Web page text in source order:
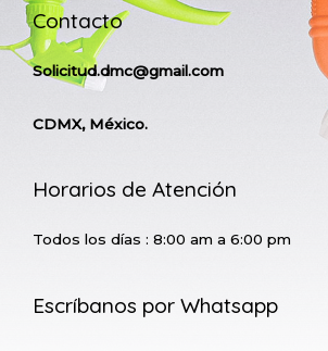
Contacto
Solicitud.dmc@gmail.com
CDMX, México.
Horarios de Atención
Todos los días : 8:00 am a 6:00 pm
Escríbanos por Whatsapp